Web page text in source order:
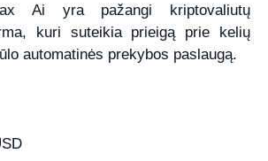
Ai yra pažangi kriptovaliutų
kuri suteikia prieigą prie kelių
automatinės prekybos paslaugą.